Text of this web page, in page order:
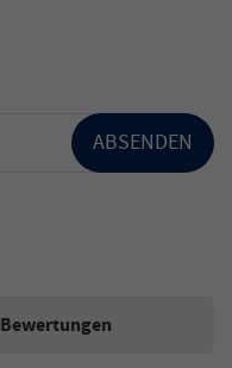
ABSENDEN
Bewertungen